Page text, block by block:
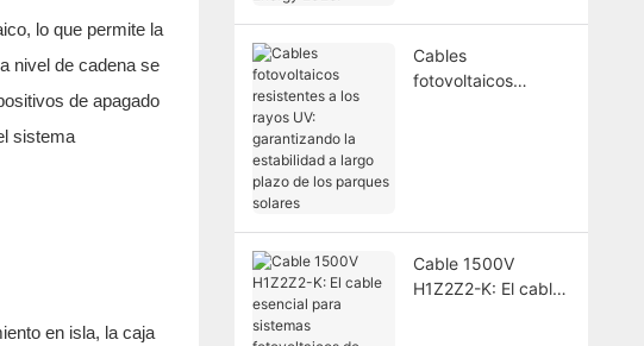
lo que permite la
nivel de cadena se
de apagado
sistema
en isla, la caja
Cables
fotovoltaicos
parques solares
Cable 1500V
H1Z2Z2-K: El cable